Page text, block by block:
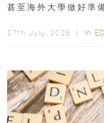
甚至海外大學做好準
27th July, 2026 ｜ In